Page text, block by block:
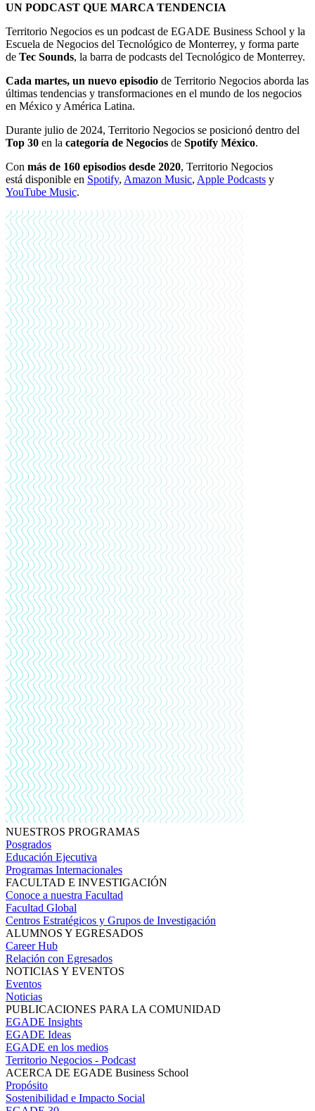
UN PODCAST QUE MARCA TENDENCIA
Territorio Negocios es un podcast de EGADE Business School y la
Escuela de Negocios del Tecnológico de Monterrey, y forma parte
de Tec Sounds, la barra de podcasts del Tecnológico de Monterrey.
Cada martes, un nuevo episodio de Territorio Negocios aborda las
últimas tendencias y transformaciones en el mundo de los negocios
en México y América Latina.
Durante julio de 2024, Territorio Negocios se posicionó dentro del
Top 30 en la categoría de Negocios de Spotify México.
Con más de 160 episodios desde 2020, Territorio Negocios
está disponible en Spotify, Amazon Music, Apple Podcasts y
YouTube Music.
NUESTROS PROGRAMAS
Posgrados
Educación Ejecutiva
Programas Internacionales
FACULTAD E INVESTIGACIÓN
Conoce a nuestra Facultad
Facultad Global
Centros Estratégicos y Grupos de Investigación
ALUMNOS Y EGRESADOS
Career Hub
Relación con Egresados
NOTICIAS Y EVENTOS
Eventos
Noticias
PUBLICACIONES PARA LA COMUNIDAD
EGADE Insights
EGADE Ideas
EGADE en los medios
Territorio Negocios - Podcast
ACERCA DE EGADE Business School
Propósito
Sostenibilidad e Impacto Social